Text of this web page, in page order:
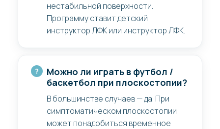
нестабильной поверхности.
Программу ставит детский
инструктор ЛФК или инструктор ЛФК.
Можно ли играть в футбол /
баскетбол при плоскостопии?
В большинстве случаев — да. При
симптоматическом плоскостопии
может понадобиться временное